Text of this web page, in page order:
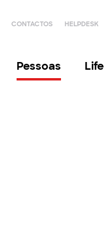
CONTACTOS HELPDESK
Pessoas Life